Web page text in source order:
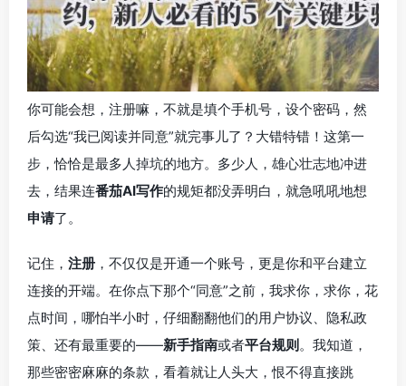
你可能会想，注册嘛，不就是填个手机号，设个密码，然
后勾选“我已阅读并同意”就完事儿了？大错特错！这第一
步，恰恰是最多人掉坑的地方。多少人，雄心壮志地冲进
去，结果连番茄AI写作的规矩都没弄明白，就急吼吼地想
申请了。
记住， 注册 ，不仅仅是开通一个账号，更是你和平台建立
连接的开端。在你点下那个“同意”之前，我求你，求你，花
点时间，哪怕半小时，仔细翻翻他们的用户协议、隐私政
策、还有最重要的——新手指南或者平台规则。我知道，
那些密密麻麻的条款，看着就让人头大，恨不得直接跳